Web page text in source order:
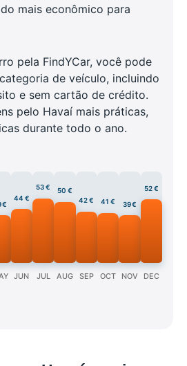
mais econômico para
pela FindYCar, você pode
de veículo, incluindo
e sem cartão de crédito.
pelo Havaí mais práticas,
durante todo o ano.
€
44 €
JUN
53 €
JUL
50 €
AUG
42 €
SEP
41 €
OCT
39 €
NOV
52 €
DEC